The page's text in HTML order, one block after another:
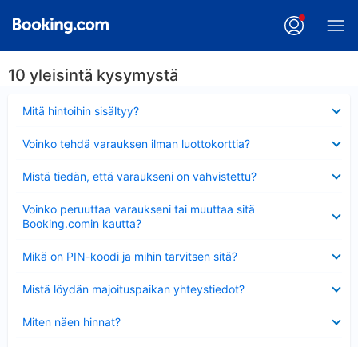
10 yleisintä kysymystä
Mitä hintoihin sisältyy?
Voinko tehdä varauksen ilman luottokorttia?
Mistä tiedän, että varaukseni on vahvistettu?
Voinko peruuttaa varaukseni tai muuttaa sitä
Booking.comin kautta?
Mikä on PIN-koodi ja mihin tarvitsen sitä?
Mistä löydän majoituspaikan yhteystiedot?
Miten näen hinnat?